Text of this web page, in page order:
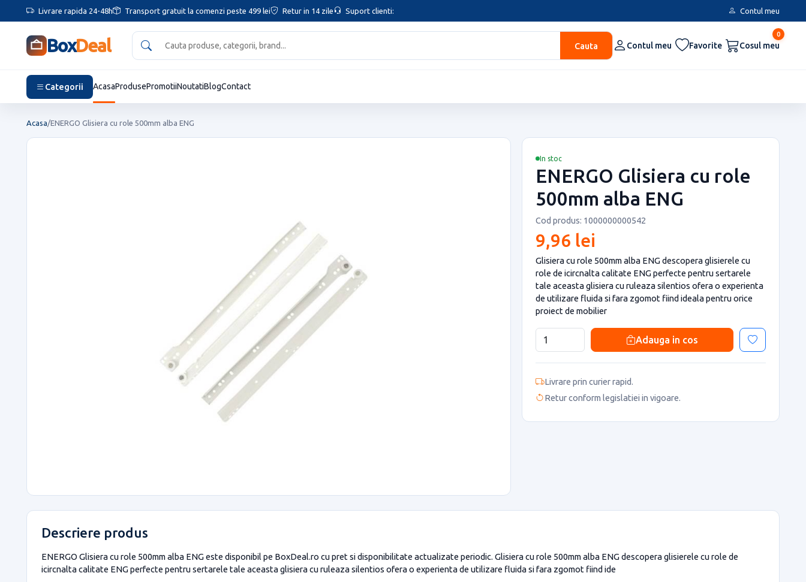
Livrare rapida 24-48h Transport gratuit la comenzi peste 499 lei Retur in 14 zile Suport clienti: Contul meu
BoxDeal Cauta Contul meu Favorite
0
Cosul meu
Categorii AcasaProdusePromotiiNoutatiBlogContact
Acasa/ENERGO Glisiera cu role 500mm alba ENG
In stoc
ENERGO Glisiera cu role
500mm alba ENG
Cod produs: 1000000000542
9,96 lei
Glisiera cu role 500mm alba ENG descopera glisierele cu
role de icircnalta calitate ENG perfecte pentru sertarele
tale aceasta glisiera cu ruleaza silentios ofera o experienta
de utilizare fluida si fara zgomot fiind ideala pentru orice
proiect de mobilier
Adauga in cos
Livrare prin curier rapid.
Retur conform legislatiei in vigoare.
Descriere produs
ENERGO Glisiera cu role 500mm alba ENG este disponibil pe BoxDeal.ro cu pret si disponibilitate actualizate periodic. Glisiera cu role 500mm alba ENG descopera glisierele cu role de
icircnalta calitate ENG perfecte pentru sertarele tale aceasta glisiera cu ruleaza silentios ofera o experienta de utilizare fluida si fara zgomot fiind ide